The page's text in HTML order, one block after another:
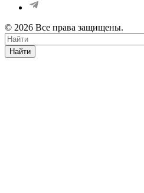
© 2026 Все права защищены.
Найти